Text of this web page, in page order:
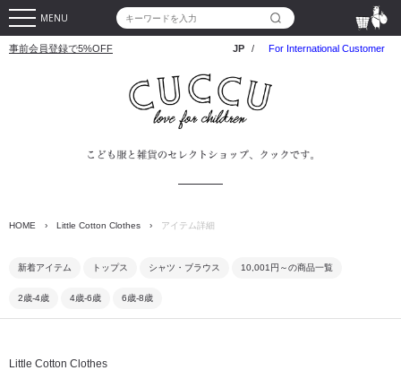
MENU
事前会員登録で5%OFF JP / For International Customer
HOME › Little Cotton Clothes › アイテム詳細
新着アイテム トップス シャツ・ブラウス 10,001円～の商品一覧
2歳-4歳 4歳-6歳 6歳-8歳
Little Cotton Clothes